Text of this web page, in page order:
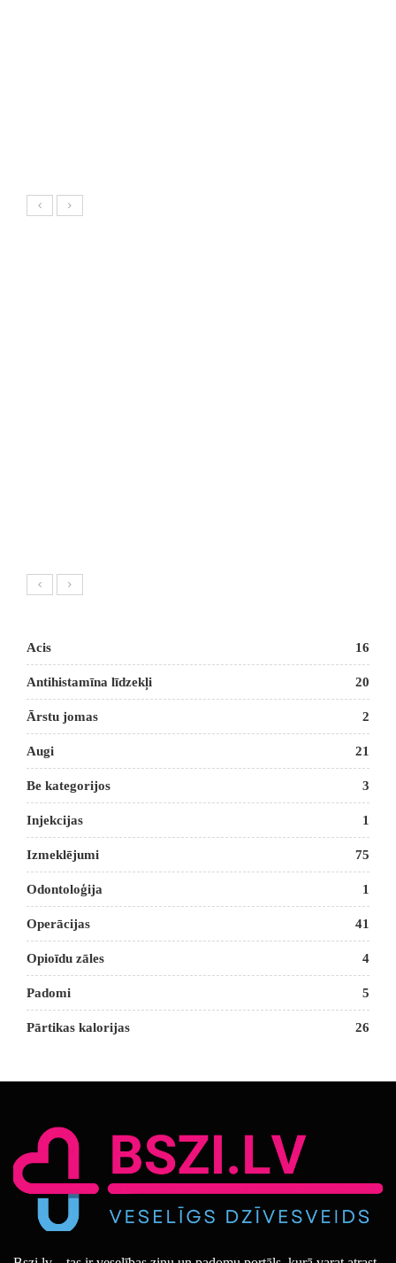
Acis 16
Antihistamīna līdzekļi 20
Ārstu jomas 2
Augi 21
Be kategorijos 3
Injekcijas 1
Izmeklējumi 75
Odontoloģija 1
Operācijas 41
Opioīdu zāles 4
Padomi 5
Pārtikas kalorijas 26